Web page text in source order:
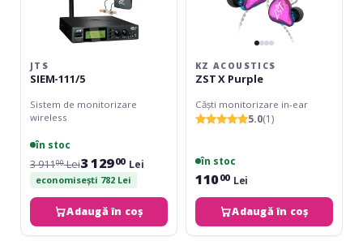
JTS
SIEM-111/5
Sistem de monitorizare
wireless
în stoc
3 91100Lei3 12900 Lei
economisești 782 Lei
Adaugă în coș
KZ ACOUSTICS
ZST X Purple
Căști monitorizare in-ear
5.0(1)
în stoc
11000 Lei
Adaugă în coș